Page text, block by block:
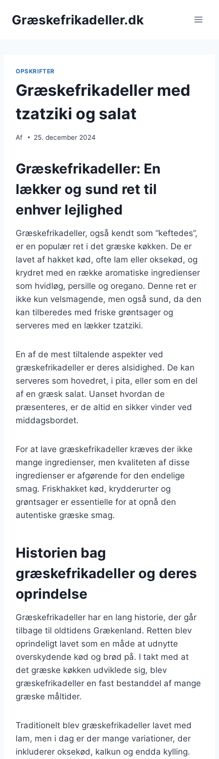
Græskefrikadeller.dk
OPSKRIFTER
Græskefrikadeller med
tzatziki og salat
Af 25. december 2024
Græskefrikadeller: En
lækker og sund ret til
enhver lejlighed
Græskefrikadeller, også kendt som “keftedes”,
er en populær ret i det græske køkken. De er
lavet af hakket kød, ofte lam eller oksekød, og
krydret med en række aromatiske ingredienser
som hvidløg, persille og oregano. Denne ret er
ikke kun velsmagende, men også sund, da den
kan tilberedes med friske grøntsager og
serveres med en lækker tzatziki.
En af de mest tiltalende aspekter ved
græskefrikadeller er deres alsidighed. De kan
serveres som hovedret, i pita, eller som en del
af en græsk salat. Uanset hvordan de
præsenteres, er de altid en sikker vinder ved
middagsbordet.
For at lave græskefrikadeller kræves der ikke
mange ingredienser, men kvaliteten af disse
ingredienser er afgørende for den endelige
smag. Friskhakket kød, krydderurter og
grøntsager er essentielle for at opnå den
autentiske græske smag.
Historien bag
græskefrikadeller og deres
oprindelse
Græskefrikadeller har en lang historie, der går
tilbage til oldtidens Grækenland. Retten blev
oprindeligt lavet som en måde at udnytte
overskydende kød og brød på. I takt med at
det græske køkken udviklede sig, blev
græskefrikadeller en fast bestanddel af mange
græske måltider.
Traditionelt blev græskefrikadeller lavet med
lam, men i dag er der mange variationer, der
inkluderer oksekød, kalkun og endda kylling.